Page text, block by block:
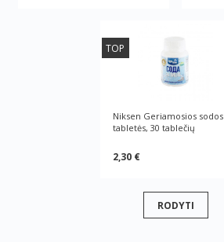
TOP
Niksen Geriamosios sodos
tabletės, 30 tablečių
2,30 €
RODYTI